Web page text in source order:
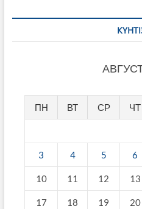
ПН ВТ СР ЧТ
3 4 5 6
10 11 12 13
17 18 19 20